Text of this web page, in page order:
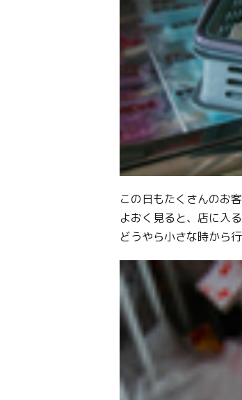
この日もたくさんのお
よおく見ると、店に入
どうやら小さな時から